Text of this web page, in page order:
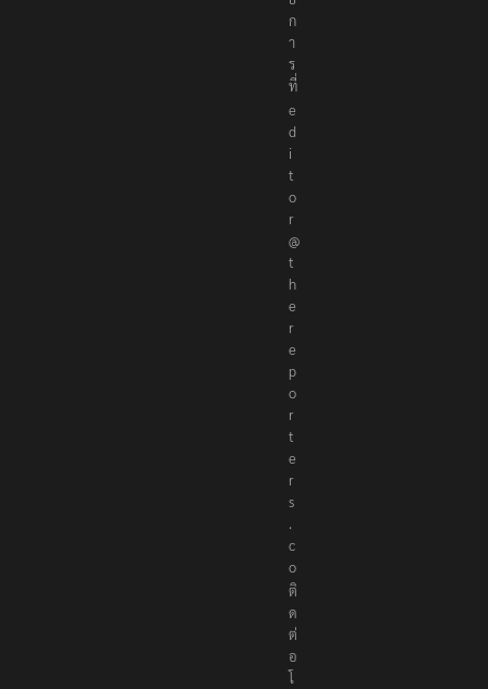
ก
า
ร
ที่
e
d
i
t
o
r
@
t
h
e
r
e
p
o
r
t
e
r
s
.
c
o
ติ
ด
ต่
อ
โ